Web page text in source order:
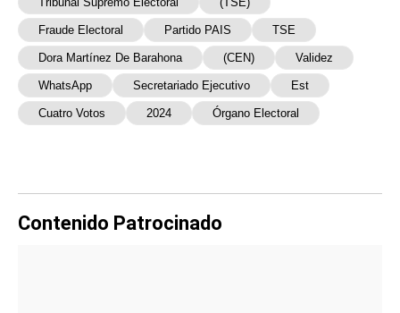
Fraude Electoral Partido PAIS TSE
Dora Martínez De Barahona (CEN) Validez
WhatsApp Secretariado Ejecutivo Est
Cuatro Votos 2024 Órgano Electoral
Contenido Patrocinado